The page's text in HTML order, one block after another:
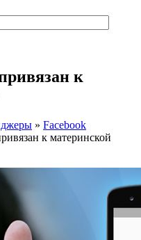
к
» Facebook
к материнской